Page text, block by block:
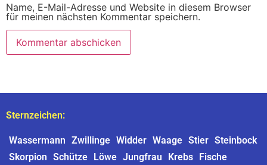
Name, E-Mail-Adresse und Website in diesem Browser
für meinen nächsten Kommentar speichern.
Sternzeichen:
Wassermann Zwillinge Widder Waage Stier Steinbock
Skorpion Schütze Löwe Jungfrau Krebs Fische